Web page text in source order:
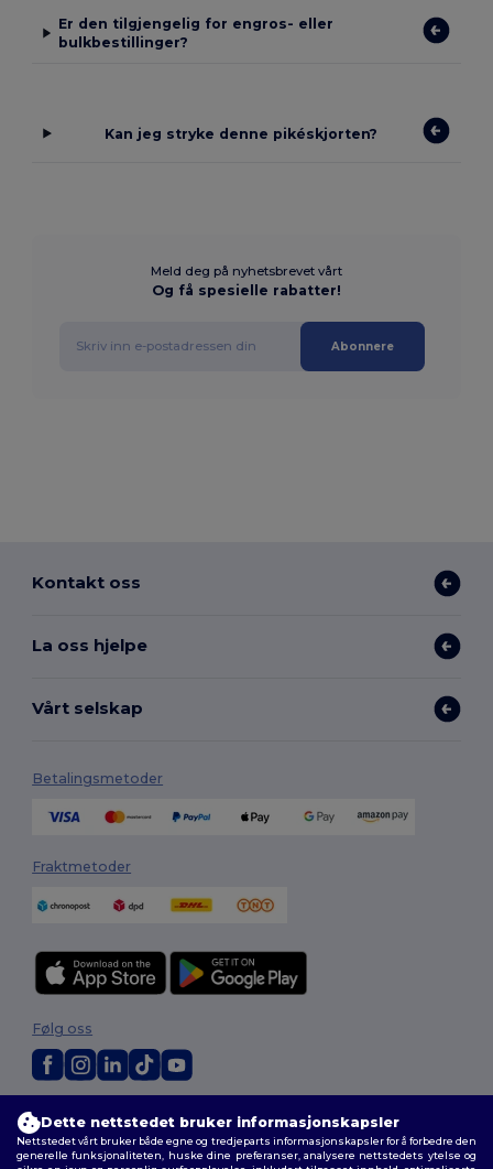
Er den tilgjengelig for engros- eller
bulkbestillinger?
Kan jeg stryke denne pikéskjorten?
Meld deg på nyhetsbrevet vårt
Og få spesielle rabatter!
Abonnere
Kontakt oss
La oss hjelpe
Vårt selskap
Betalingsmetoder
Fraktmetoder
Generelle Vilkår| personvernerklæring |Retningslinjer for
informasjonskapsler| Nettstedsoversikt
Følg oss
Dette nettstedet bruker informasjonskapsler
Nettstedet vårt bruker både egne og tredjeparts informasjonskapsler for å forbedre den
generelle funksjonaliteten, huske dine preferanser, analysere nettstedets ytelse og